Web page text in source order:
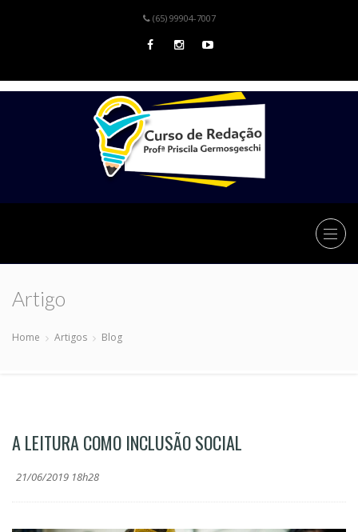
(65) 99904-7007
Artigo
Home Artigos Blog
A LEITURA COMO INCLUSÃO SOCIAL
21/06/2019 18h28